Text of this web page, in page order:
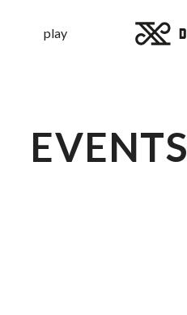
play
EVENTS